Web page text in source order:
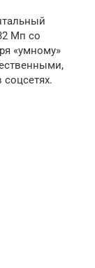
Мп со
«умному»